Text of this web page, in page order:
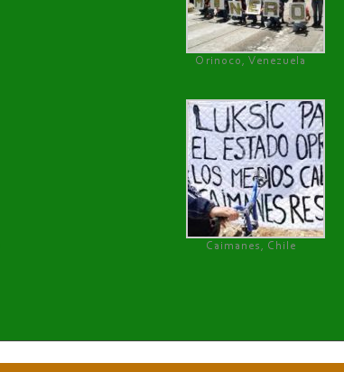
Orinoco, Venezuela
Caimanes, Chile